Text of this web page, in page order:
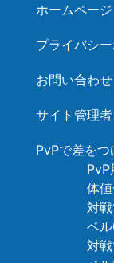
ホームページ
プライバシ
お問い合わせ
サイト管理者
PvPで差を
PvP
体
対
ベ
対